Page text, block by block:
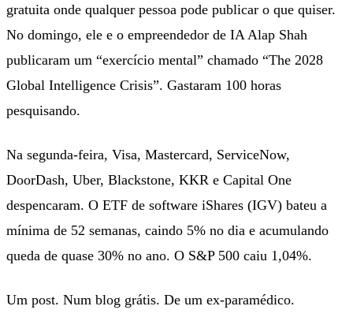
gratuita onde qualquer pessoa pode publicar o que quiser.
No domingo, ele e o empreendedor de IA Alap Shah
publicaram um “exercício mental” chamado “The 2028
Global Intelligence Crisis”. Gastaram 100 horas
pesquisando.
Na segunda-feira, Visa, Mastercard, ServiceNow,
DoorDash, Uber, Blackstone, KKR e Capital One
despencaram. O ETF de software iShares (IGV) bateu a
mínima de 52 semanas, caindo 5% no dia e acumulando
queda de quase 30% no ano. O S&P 500 caiu 1,04%.
Um post. Num blog grátis. De um ex-paramédico.